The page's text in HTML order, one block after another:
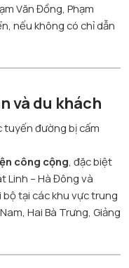
Văn Đồng, Phạm
nếu không có chỉ dẫn
và du khách
tuyến đường bị cấm
công cộng, đặc biệt
Linh – Hà Đông và
bộ tại các khu vực trung
Hai Bà Trưng, Giảng